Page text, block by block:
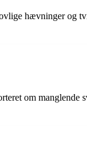
hævninger og
om manglende